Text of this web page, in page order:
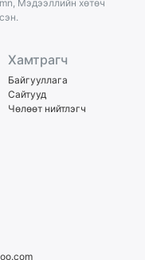
Мэдээллийн хөтөч
Хамтрагч
Байгууллага
Сайтууд
Чөлөөт нийтлэгч